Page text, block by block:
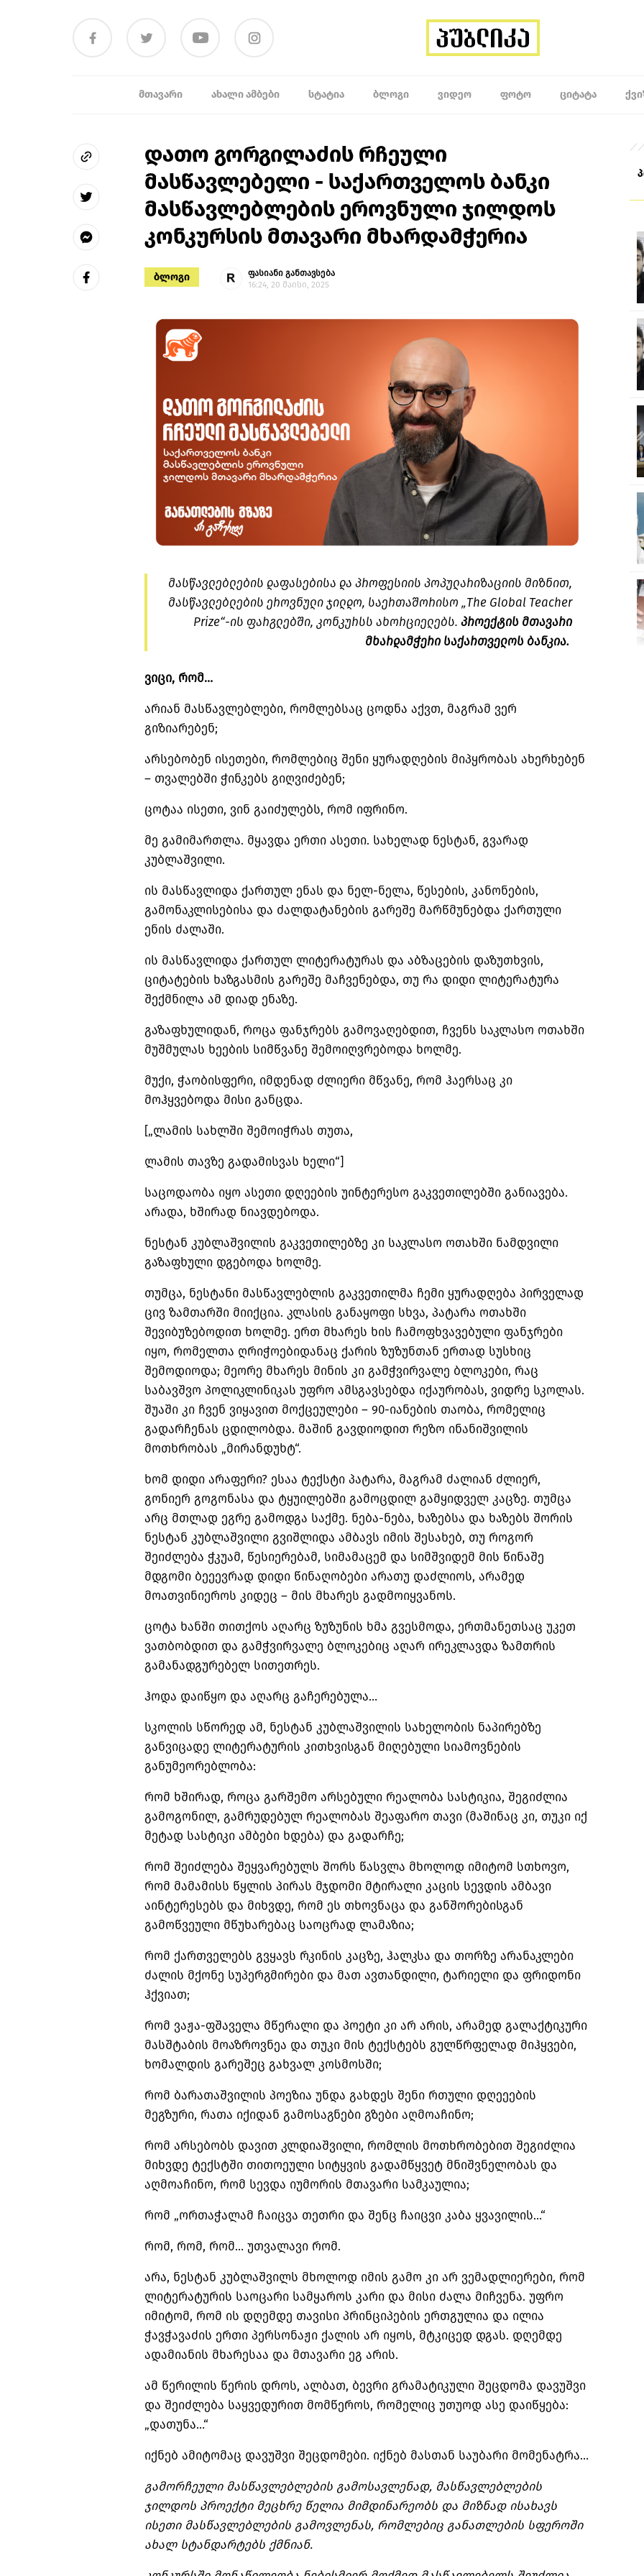
ᲛᲗᲐᲕᲐᲠᲘ ᲐᲮᲐᲚᲘ ᲐᲛᲑᲔᲑᲘ ᲡᲢᲐᲢᲘᲐ ᲑᲚᲝᲒᲘ ᲕᲘᲓᲔᲝ ᲤᲝᲢᲝ ᲪᲘᲢᲐᲢᲐ
დათო გორგილაძის რჩეული
მასწავლებელი - საქართველოს ბანკი
მასწავლებლების ეროვნული ჯილდოს
კონკურსის მთავარი მხარდამჭერია
ბლოგი
ფასიანი განთავსება
16:24, 20 მაისი, 2025
მასწავლებლების დაფასებისა და პროფესიის პოპულარიზაციის მიზნით,
მასწავლებლების ეროვნული ჯილდო, საერთაშორისო „The Global Teacher
Prize“-ის ფარგლებში, კონკურსს ახორციელებს. პროექტის მთავარი
მხარდამჭერი საქართველოს ბანკია.
ვიცი, რომ…
არიან მასწავლებლები, რომლებსაც ცოდნა აქვთ, მაგრამ ვერ
გიზიარებენ;
არსებობენ ისეთები, რომლებიც შენი ყურადღების მიპყრობას ახერხებენ
– თვალებში ჭინკებს გიღვიძებენ;
ცოტაა ისეთი, ვინ გაიძულებს, რომ იფრინო.
მე გამიმართლა. მყავდა ერთი ასეთი. სახელად ნესტან, გვარად
კუბლაშვილი.
ის მასწავლიდა ქართულ ენას და ნელ-ნელა, წესების, კანონების,
გამონაკლისებისა და ძალდატანების გარეშე მარწმუნებდა ქართული
ენის ძალაში.
ის მასწავლიდა ქართულ ლიტერატურას და აბზაცების დაზუთხვის,
ციტატების ხაზგასმის გარეშე მაჩვენებდა, თუ რა დიდი ლიტერატურა
შექმნილა ამ დიად ენაზე.
გაზაფხულიდან, როცა ფანჯრებს გამოვაღებდით, ჩვენს საკლასო ოთახში
მუშმულას ხეების სიმწვანე შემოიღვრებოდა ხოლმე.
მუქი, ჭაობისფერი, იმდენად ძლიერი მწვანე, რომ ჰაერსაც კი
მოჰყვებოდა მისი განცდა.
[„ლამის სახლში შემოიჭრას თუთა,
ლამის თავზე გადამისვას ხელი“]
საცოდაობა იყო ასეთი დღეების უინტერესო გაკვეთილებში განიავება.
არადა, ხშირად ნიავდებოდა.
ნესტან კუბლაშვილის გაკვეთილებზე კი საკლასო ოთახში ნამდვილი
გაზაფხული დგებოდა ხოლმე.
თუმცა, ნესტანი მასწავლებლის გაკვეთილმა ჩემი ყურადღება პირველად
ცივ ზამთარში მიიქცია. კლასის განაყოფი სხვა, პატარა ოთახში
შევიბუზებოდით ხოლმე. ერთ მხარეს ხის ჩამოფხვავებული ფანჯრები
იყო, რომელთა ღრიჭოებიდანაც ქარის ზუზუნთან ერთად სუსხიც
შემოდიოდა; მეორე მხარეს მინის კი გამჭვირვალე ბლოკები, რაც
საბავშვო პოლიკლინიკას უფრო ამსგავსებდა იქაურობას, ვიდრე სკოლას.
შუაში კი ჩვენ ვიყავით მოქცეულები – 90-იანების თაობა, რომელიც
გადარჩენას ცდილობდა. მაშინ გავდიოდით რეზო ინანიშვილის
მოთხრობას „მირანდუხტ“.
ხომ დიდი არაფერი? ესაა ტექსტი პატარა, მაგრამ ძალიან ძლიერ,
გონიერ გოგონასა და ტყუილებში გამოცდილ გამყიდველ კაცზე. თუმცა
არც მთლად ეგრე გამოდგა საქმე. ნება-ნება, ხაზებსა და ხაზებს შორის
ნესტან კუბლაშვილი გვიშლიდა ამბავს იმის შესახებ, თუ როგორ
შეიძლება ჭკუამ, წესიერებამ, სიმამაცემ და სიმშვიდემ მის წინაშე
მდგომი ბეეევრად დიდი წინაღობები არათუ დაძლიოს, არამედ
მოათვინიეროს კიდეც – მის მხარეს გადმოიყვანოს.
ცოტა ხანში თითქოს აღარც ზუზუნის ხმა გვესმოდა, ერთმანეთსაც უკეთ
ვათბობდით და გამჭვირვალე ბლოკებიც აღარ ირეკლავდა ზამთრის
გამანადგურებელ სითეთრეს.
ჰოდა დაიწყო და აღარც გაჩერებულა…
სკოლის სწორედ ამ, ნესტან კუბლაშვილის სახელობის ნაპირებზე
განვიცადე ლიტერატურის კითხვისგან მიღებული სიამოვნების
განუმეორებლობა:
რომ ხშირად, როცა გარშემო არსებული რეალობა სასტიკია, შეგიძლია
გამოგონილ, გამრუდებულ რეალობას შეაფარო თავი (მაშინაც კი, თუკი იქ
მეტად სასტიკი ამბები ხდება) და გადარჩე;
რომ შეიძლება შეყვარებულს შორს წასვლა მხოლოდ იმიტომ სთხოვო,
რომ მამამისს წყლის პირას მჯდომი მტირალი კაცის სევდის ამბავი
აინტერესებს და მიხვდე, რომ ეს თხოვნაცა და განშორებისგან
გამოწვეული მწუხარებაც საოცრად ლამაზია;
რომ ქართველებს გვყავს რკინის კაცზე, ჰალკსა და თორზე არანაკლები
ძალის მქონე სუპერგმირები და მათ ავთანდილი, ტარიელი და ფრიდონი
ჰქვიათ;
რომ ვაჟა-ფშაველა მწერალი და პოეტი კი არ არის, არამედ გალაქტიკური
მასშტაბის მოაზროვნეა და თუკი მის ტექსტებს გულწრფელად მიჰყვები,
ხომალდის გარეშეც გახვალ კოსმოსში;
რომ ბარათაშვილის პოეზია უნდა გახდეს შენი რთული დღეეების
მეგზური, რათა იქიდან გამოსაგნები გზები აღმოაჩინო;
რომ არსებობს დავით კლდიაშვილი, რომლის მოთხრობებით შეგიძლია
მიხვდე ტექსტში თითოეული სიტყვის გადამწყვეტ მნიშვნელობას და
აღმოაჩინო, რომ სევდა იუმორის მთავარი სამკაულია;
რომ „ორთაჭალამ ჩაიცვა თეთრი და შენც ჩაიცვი კაბა ყვავილის…“
რომ, რომ, რომ… უთვალავი რომ.
არა, ნესტან კუბლაშვილს მხოლოდ იმის გამო კი არ ვემადლიერები, რომ
ლიტერატურის საოცარი სამყაროს კარი და მისი ძალა მიჩვენა. უფრო
იმიტომ, რომ ის დღემდე თავისი პრინციპების ერთგულია და ილია
ჭავჭავაძის ერთი პერსონაჟი ქალის არ იყოს, მტკიცედ დგას. დღემდე
ადამიანის მხარესაა და მთავარი ეგ არის.
ამ წერილის წერის დროს, ალბათ, ბევრი გრამატიკული შეცდომა დავუშვი
და შეიძლება საყვედურით მომწეროს, რომელიც უთუოდ ასე დაიწყება:
„დათუნა…“
იქნებ ამიტომაც დავუშვი შეცდომები. იქნებ მასთან საუბარი მომენატრა…
გამორჩეული მასწავლებლების გამოსავლენად, მასწავლებლების
ჯილდოს პროექტი მეცხრე წელია მიმდინარეობს და მიზნად ისახავს
ისეთი მასწავლებლების გამოვლენას, რომლებიც განათლების სფეროში
ახალ სტანდარტებს ქმნიან.